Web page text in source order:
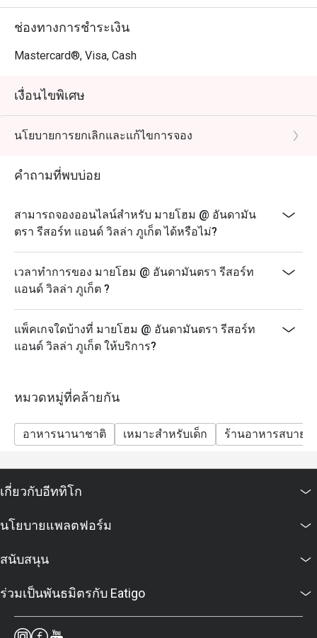
ช่องทางการชำระเงิน
Mastercard®, Visa, Cash
เงื่อนไขพิเศษ
นโยบายการยกเลิกและแก้ไขการจอง
คำถามที่พบบ่อย
สามารถจองออนไลน์สำหรับ มายโฮม @ อันดามัน
ตรา รีสอร์ท แอนด์ วิลล่า ภูเก็ต ได้หรือไม่?
เวลาทำการของ มายโฮม @ อันดามันตรา รีสอร์ท
แอนด์ วิลล่า ภูเก็ต ?
แพ็คเกจใดบ้างที่ มายโฮม @ อันดามันตรา รีสอร์ท
แอนด์ วิลล่า ภูเก็ต ให้บริการ?
หมวดหมู่ที่คล้ายกัน
อาหารนานาชาติ เหมาะสำหรับเด็ก ร้านอาหารสบายๆ
เกี่ยวกับอีททิโก
นโยบายแพลตฟอร์ม
สนับสนุน
ร่วมเป็นพันธมิตรกับ Eatigo